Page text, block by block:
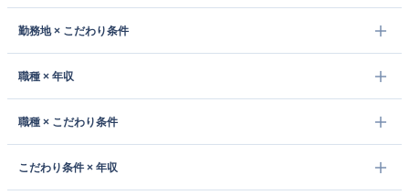
勤務地 × こだわり条件
職種 × 年収
職種 × こだわり条件
こだわり条件 × 年収